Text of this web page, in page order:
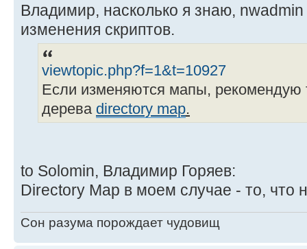
Владимир, насколько я знаю, nwadmin
изменения скриптов.
viewtopic.php?f=1&t=10927
Если изменяются мапы, рекомендую
дерева directory map.
to Solomin, Владимир Горяев:
Directory Map в моем случае - то, что
Сон разума порождает чудовищ